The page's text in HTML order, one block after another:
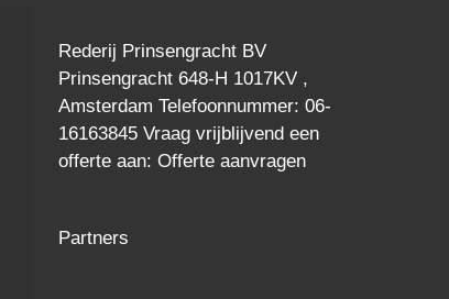
Rederij Prinsengracht BV
Prinsengracht 648-H 1017KV ,
Amsterdam Telefoonnummer: 06-
16163845 Vraag vrijblijvend een
offerte aan:Offerte aanvragen
Partners